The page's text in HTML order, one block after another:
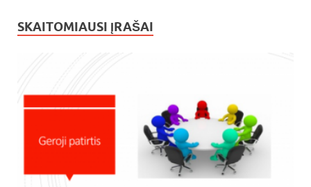
SKAITOMIAUSI ĮRAŠAI